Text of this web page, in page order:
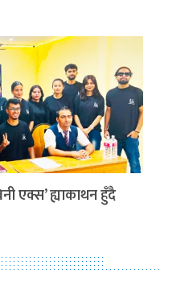
एक्स’ ह्याकाथन हुँदै